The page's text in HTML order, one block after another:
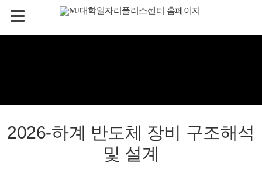
2026-하계 반도체 장비 구조해석
및 설계